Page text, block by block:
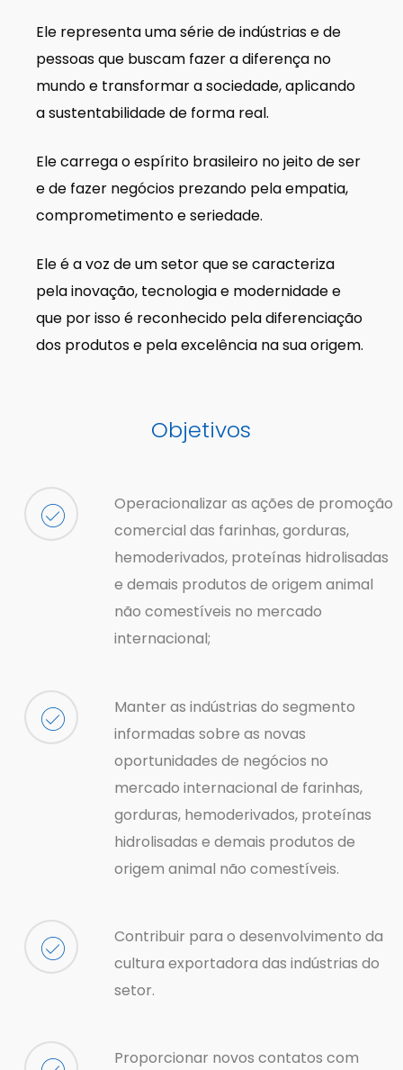
Ele representa uma série de indústrias e de
pessoas que buscam fazer a diferença no
mundo e transformar a sociedade, aplicando
a sustentabilidade de forma real.
Ele carrega o espírito brasileiro no jeito de ser
e de fazer negócios prezando pela empatia,
comprometimento e seriedade.
Ele é a voz de um setor que se caracteriza
pela inovação, tecnologia e modernidade e
que por isso é reconhecido pela diferenciação
dos produtos e pela excelência na sua origem.
Objetivos
Operacionalizar as ações de promoção
comercial das farinhas, gorduras,
hemoderivados, proteínas hidrolisadas
e demais produtos de origem animal
não comestíveis no mercado
internacional;
Manter as indústrias do segmento
informadas sobre as novas
oportunidades de negócios no
mercado internacional de farinhas,
gorduras, hemoderivados, proteínas
hidrolisadas e demais produtos de
origem animal não comestíveis.
Contribuir para o desenvolvimento da
cultura exportadora das indústrias do
setor.
Proporcionar novos contatos com